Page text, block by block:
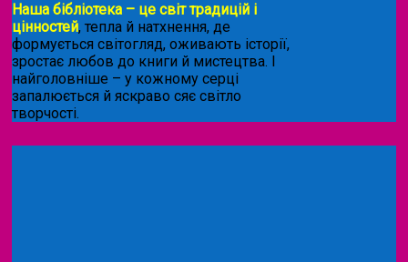
Наша бібліотека – це світ традицій і
цінностей, тепла й натхнення, де
формується світогляд, оживають історії,
зростає любов до книги й мистецтва. І
найголовніше – у кожному серці
запалюється й яскраво сяє світло
творчості.